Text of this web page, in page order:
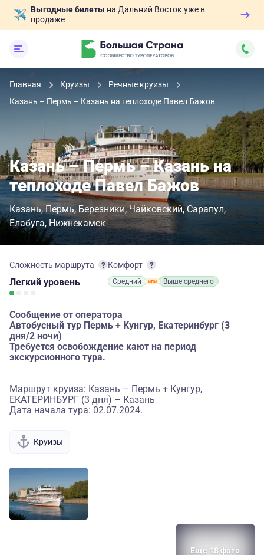
Выгодные билеты на Дальний Восток уже в
продаже
Главная Круизы
Речные круизы
Казань – Пермь – Казань на теплоходе Павел Бажов
Казань – Пермь – Казань на
теплоходе Павел Бажов
Казань Пермь Березники Чайковский Сарапул
Елабуга Нижнекамск
Сложность маршрута
Легкий уровень
Комфорт
Средний Выше среднего
Сообщение от оператора
Автобусный тур Пермь + Кунгур, Екатеринбург (3
дня/2 ночи)
Требуется освобождение кают на период
экскурсионного тура.
Маршрут круиза: Казань – Пермь + Кунгур,
ЕКАТЕРИНБУРГ (3 дня) – Казань
Дата начала тура: 02.07.2024.
Круизы
Еще 18 фото